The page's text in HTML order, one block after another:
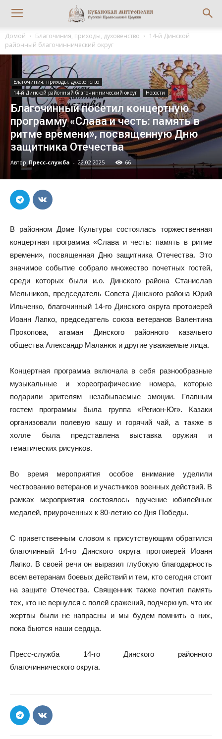
Домой Благочиния, приходы, духовенство
14-й Динской
районный благочиннический округ
Благочиния, приходы, духовенство
14-й Динской районный благочиннический округ
Новости
Благочинный посетил концертную
программу «Слава и честь: память в
ритме времени», посвященную Дню
защитника Отечества
Автор Пресс-служба - 22.02.2025 66
В районном Доме Культуры состоялась торжественная
концертная программа «Слава и честь: память в ритме
времени», посвященная Дню защитника Отечества. Это
значимое событие собрало множество почетных гостей,
среди которых были и.о. Динского района Станислав
Мельников, председатель Совета Динского района Юрий
Ильченко, благочинный 14-го Динского округа протоиерей
Иоанн Лапко, председатель союза ветеранов Валентина
Прокопова, атаман Динского районного казачьего
общества Александр Маланюк и другие уважаемые лица.
Концертная программа включала в себя разнообразные
музыкальные и хореографические номера, которые
подарили зрителям незабываемые эмоции. Главным
гостем программы была группа «Регион-Юг». Казаки
организовали полевую кашу и горячий чай, а также в
холле была представлена выставка оружия и
тематических рисунков.
Во время мероприятия особое внимание уделили
чествованию ветеранов и участников военных действий. В
рамках мероприятия состоялось вручение юбилейных
медалей, приуроченных к 80-летию со Дня Победы.
С приветственным словом к присутствующим обратился
благочинный 14-го Динского округа протоиерей Иоанн
Лапко. В своей речи он выразил глубокую благодарность
всем ветеранам боевых действий и тем, кто сегодня стоит
на защите Отечества. Священник также почтил память
тех, кто не вернулся с полей сражений, подчеркнув, что их
жертвы были не напрасны и мы будем помнить о них,
пока бьются наши сердца.
Пресс-служба 14-го Динского районного
благочиннического округа.